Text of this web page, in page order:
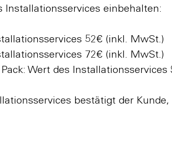
einbehalten:
52€ (inkl. MwSt.)
72€ (inkl. MwSt.)
Wert des
bestätigt der